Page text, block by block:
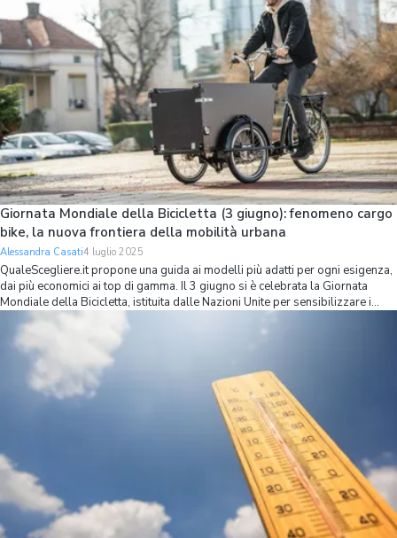
Giornata Mondiale della Bicicletta (3 giugno): fenomeno cargo
bike, la nuova frontiera della mobilità urbana
Alessandra Casati4 luglio 2025
QualeScegliere.it propone una guida ai modelli più adatti per ogni esigenza,
dai più economici ai top di gamma. Il 3 giugno si è celebrata la Giornata
Mondiale della Bicicletta, istituita dalle Nazioni Unite per sensibilizzare i
cittadini circa i benefici ambientali, economici e sociali derivant